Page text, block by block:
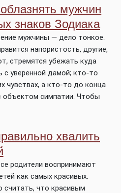
мужчин
знаков Зодиака
мужчины — дело тонкое.
напористость, другие,
стремятся убежать куда
с уверенной дамой; кто-то
чувствах, а кто-то до конца
объектом симпатии. Чтобы
хвалить
родители воспринимают
как самых красивых.
считать, что красивым